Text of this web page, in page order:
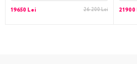
19650 Lei 26 200 Lei 21900